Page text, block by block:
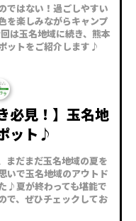
ではない！過ごしやすい
を楽しみながらキャンプ
は玉名地域に続き、熊本
ットをご紹介します♪
必見！】玉名地
ット♪
まだまだ玉名地域の夏を
いで玉名地域のアウトド
♪夏が終わっても堪能で
で、ぜひチェックしてお